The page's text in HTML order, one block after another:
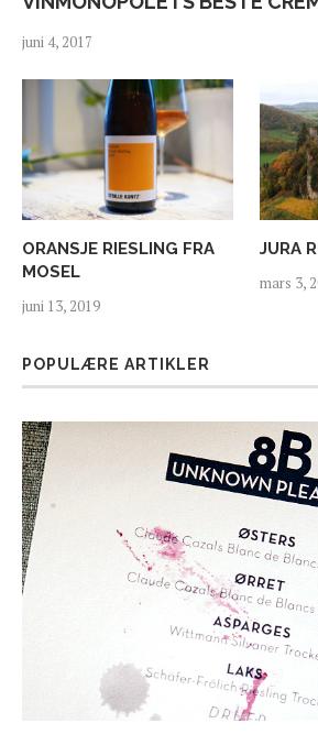
juni 4, 2017
ORANSJE RIESLING FRA
MOSEL
juni 13, 2019
JURA
mars 3,
POPULÆRE ARTIKLER